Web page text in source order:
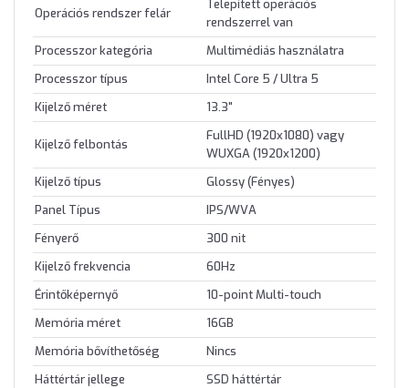
Operációs rendszer felár
Telepített operációs
rendszerrel van
Processzor kategória
Multimédiás használatra
Processzor típus
Intel Core 5 / Ultra 5
Kijelző méret
13.3"
Kijelző felbontás
FullHD (1920x1080) vagy
WUXGA (1920x1200)
Kijelző típus
Glossy (Fényes)
Panel Típus
IPS/WVA
Fényerő
300 nit
Kijelző frekvencia
60Hz
Érintőképernyő
10-point Multi-touch
Memória méret
16GB
Memória bővíthetőség
Nincs
Háttértár jellege
SSD háttértár